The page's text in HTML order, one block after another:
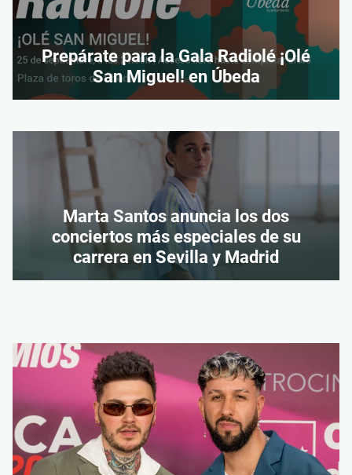
Prepárate para la Gala Radiolé ¡Olé
San Miguel! en Úbeda
Marta Santos anuncia los dos
conciertos más especiales de su
carrera en Sevilla y Madrid